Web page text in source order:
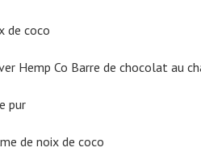
de coco
Hemp Co Barre de chocolat au
pur
de noix de coco